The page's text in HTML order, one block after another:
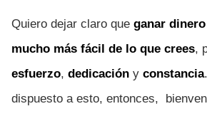
Quiero dejar claro que ganar
mucho más fácil de lo que crees,
esfuerzo, dedicación y constancia
dispuesto a esto, entonces,